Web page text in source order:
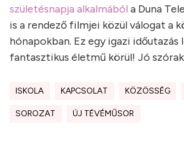
születésnapja alkalmából a Duna
is a rendező filmjei közül válogat a
hónapokban. Ez egy igazi időutazás
fantasztikus életmű körül! Jó
ISKOLA KAPCSOLAT KÖZÖSSÉG
SOROZAT ÚJ TÉVÉMŰSOR